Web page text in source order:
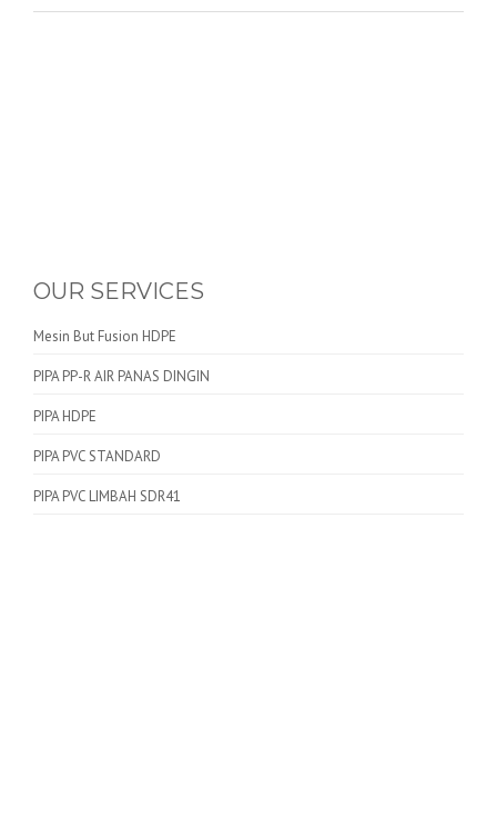
OUR SERVICES
Mesin But Fusion HDPE
PIPA PP-R AIR PANAS DINGIN
PIPA HDPE
PIPA PVC STANDARD
PIPA PVC LIMBAH SDR41